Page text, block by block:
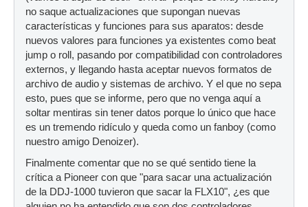
no saque actualizaciones que supongan nuevas
características y funciones para sus aparatos: desde
nuevos valores para funciones ya existentes como beat
jump o roll, pasando por compatibilidad con controladores
externos, y llegando hasta aceptar nuevos formatos de
archivo de audio y sistemas de archivo. Y el que no sepa
esto, pues que se informe, pero que no venga aquí a
soltar mentiras sin tener datos porque lo único que hace
es un tremendo ridículo y queda como un fanboy (como
nuestro amigo Denoizer).
Finalmente comentar que no se qué sentido tiene la
crítica a Pioneer con que "para sacar una actualización
de la DDJ-1000 tuvieron que sacar la FLX10", ¿es que